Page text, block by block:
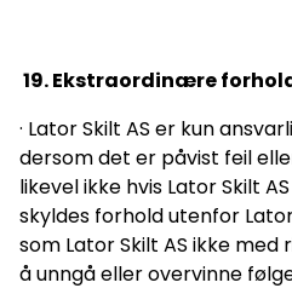
19. Ekstraordinære
· Lator Skilt AS er kun
dersom det er påvist feil
likevel ikke hvis Lator Skilt
skyldes forhold utenfor
som Lator Skilt AS ikke
å unngå eller overvinne